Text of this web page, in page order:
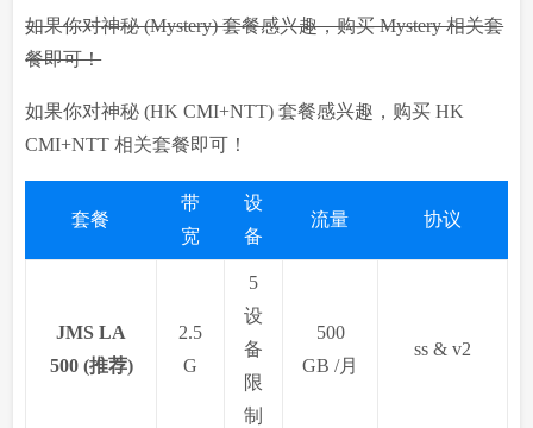
如果你对神秘 (Mystery) 套餐感兴趣，购买 Mystery 相关套
餐即可！
如果你对神秘 (HK CMI+NTT) 套餐感兴趣，购买 HK
CMI+NTT 相关套餐即可！
套餐
带
宽
设
备
流量 协议
JMS LA
500 (推荐)
2.5
G
5
设
备
限
制
500
GB /月
ss & v2